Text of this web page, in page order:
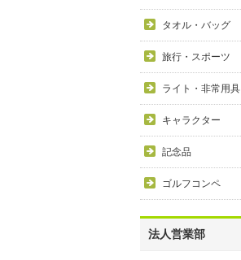
タオル・バッグ
旅行・スポーツ
ライト・非常用具
キャラクター
記念品
ゴルフコンペ
法人営業部